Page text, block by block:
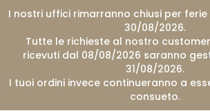
I nostri uffici rimarranno chiusi per
30/08/2026.
Tutte le richieste al nostro
ricevuti dal 08/08/2026 saranno
31/08/2026.
I tuoi ordini invece continueranno a
consueto.